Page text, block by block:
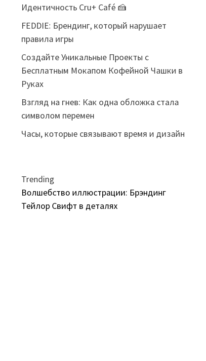
Идентичность Cru+ Café 🍰
FEDDIE: Брендинг, который нарушает
правила игры
Создайте Уникальные Проекты с
Бесплатным Мокапом Кофейной Чашки в
Руках
Взгляд на гнев: Как одна обложка стала
символом перемен
Часы, которые связывают время и дизайн
Trending
Волшебство иллюстрации: Брэндинг
Тейлор Свифт в деталях